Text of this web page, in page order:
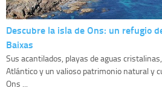
Descubre la isla de Ons: un refugio
Baixas
Sus acantilados, playas de aguas
Atlántico y un valioso patrimonio natural y
Ons ...